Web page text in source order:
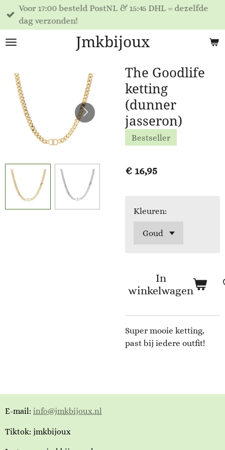
Ga
direct
de
Jmkbijoux
Voor 17:00 besteld PostNL & 15:45 DHL = dezelfde
dag verzonden!
The Goodlife
ketting
(dunner
jasseron)
Bestseller
€ 16,95
Kleuren:
In
winkelwagen
Super mooie ketting,
past bij iedere outfit!
E-mail: info@jmkbijoux.nl
Tiktok: jmkbijoux